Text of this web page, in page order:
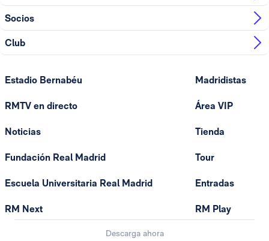
Socios
Club
Estadio Bernabéu
RMTV en directo
Noticias
Fundación Real Madrid
Escuela Universitaria Real Madrid
RM Next
Madridistas
Área VIP
Tienda
Tour
Entradas
RM Play
Descarga ahora